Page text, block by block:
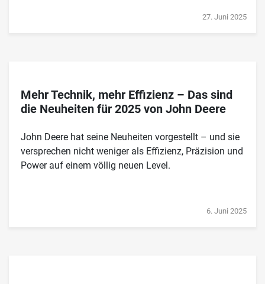
27. Juni 2025
Mehr Technik, mehr Effizienz – Das sind
die Neuheiten für 2025 von John Deere
John Deere hat seine Neuheiten vorgestellt – und sie
versprechen nicht weniger als Effizienz, Präzision und
Power auf einem völlig neuen Level.
6. Juni 2025